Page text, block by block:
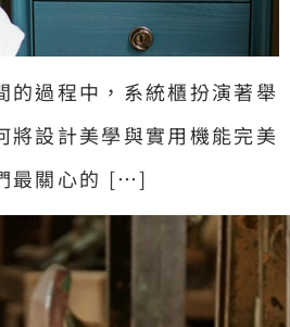
的過程中，系統櫃扮演著舉
將設計美學與實用機能完美
最關心的 […]